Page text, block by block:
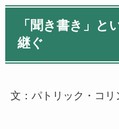
「聞き書き」と
継ぐ
文：パトリック・コリ